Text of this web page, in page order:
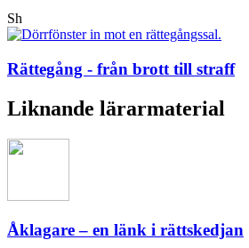
Sh
Rättegång - från brott till straff
Liknande lärarmaterial
Åklagare – en länk i rättskedjan